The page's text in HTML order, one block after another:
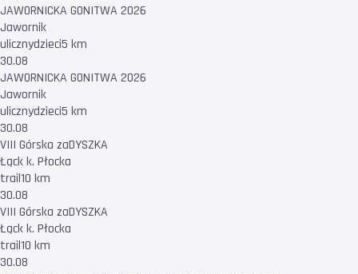
JAWORNICKA GONITWA 2026
Jawornik
ulicznydzieci5 km
30.08
JAWORNICKA GONITWA 2026
Jawornik
ulicznydzieci5 km
30.08
VIII Górska zaDYSZKA
Łąck k. Płocka
trail10 km
30.08
VIII Górska zaDYSZKA
Łąck k. Płocka
trail10 km
30.08